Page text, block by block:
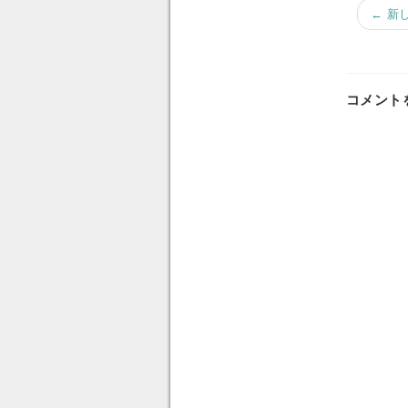
← 新
コメント